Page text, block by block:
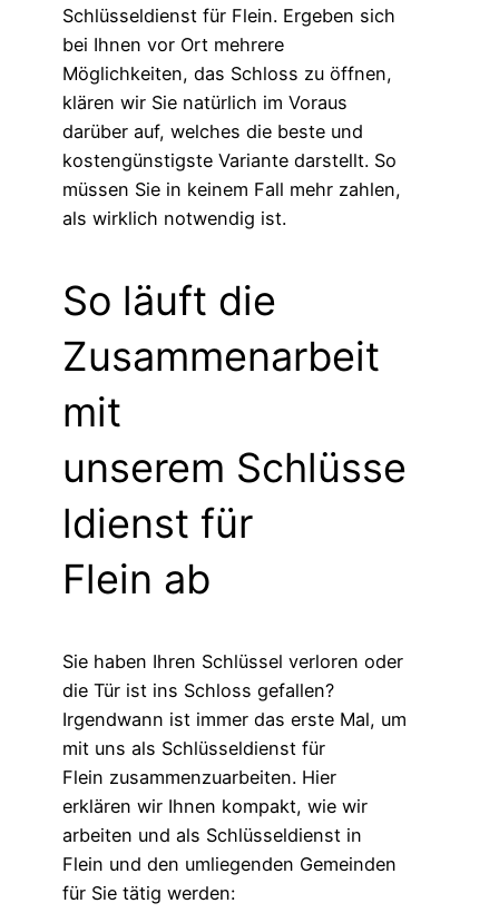
Schlüsseldienst für Flein. Ergeben sich
bei Ihnen vor Ort mehrere
Möglichkeiten, das Schloss zu öffnen,
klären wir Sie natürlich im Voraus
darüber auf, welches die beste und
kostengünstigste Variante darstellt. So
müssen Sie in keinem Fall mehr zahlen,
als wirklich notwendig ist.
So läuft die
Zusammenarbeit
mit
unserem Schlüsse
ldienst für
Flein ab
Sie haben Ihren Schlüssel verloren oder
die Tür ist ins Schloss gefallen?
Irgendwann ist immer das erste Mal, um
mit uns als Schlüsseldienst für
Flein zusammenzuarbeiten. Hier
erklären wir Ihnen kompakt, wie wir
arbeiten und als Schlüsseldienst in
Flein und den umliegenden Gemeinden
für Sie tätig werden: